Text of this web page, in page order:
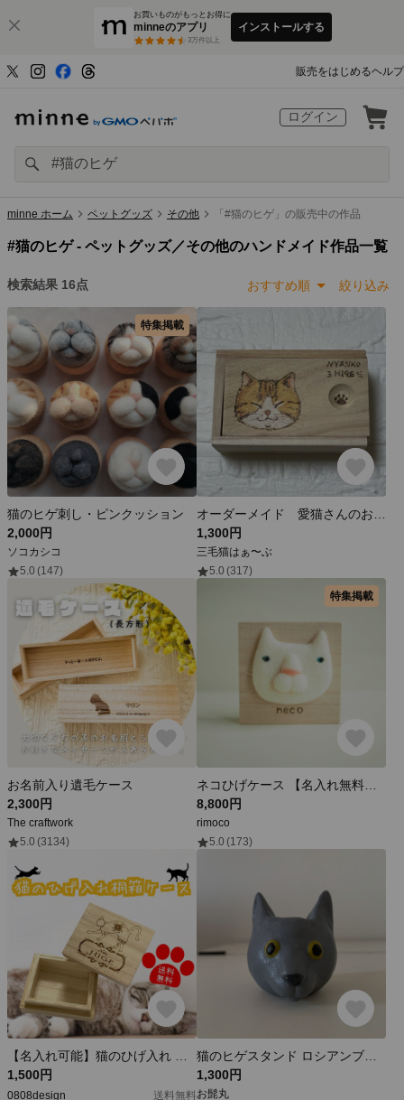
お買いものがもっとお得に
minneのアプリ
3万件以上
インストールする
販売をはじめるヘルプ
ログイン
minne ホーム ペットグッズ その他 「#猫のヒゲ」の販売中の作品
#猫のヒゲ - ペットグッズ／その他のハンドメイド作品一覧
おすすめ順 絞り込み
検索結果 16点
特集掲載
猫のヒゲ刺し・ピンクッション
2,000円
ソコカシコ
5.0 (147)
1,300円
三毛猫はぁ〜ぶ
5.0 (317)
お名前入り遺毛ケース
2,300円
The craftwork
5.0 (3134)
特集掲載
8,800円
rimoco
5.0 (173)
1,500円
0808design
送料無料
1,300円
お髭丸